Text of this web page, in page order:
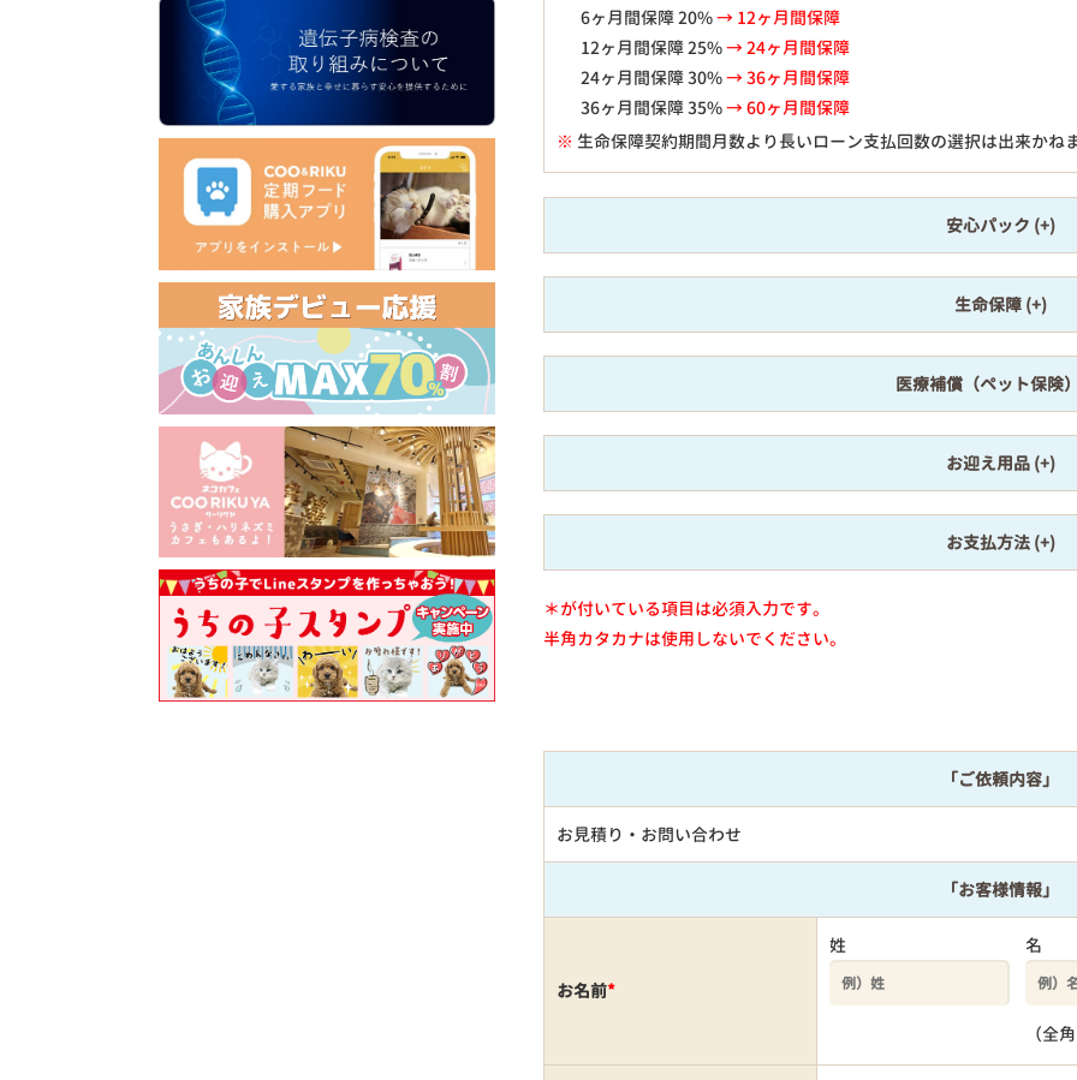
6ヶ月間保障 20%→ 12ヶ月間保障
12ヶ月間保障 25%→ 24ヶ月間保障
24ヶ月間保障 30%→ 36ヶ月間保障
36ヶ月間保障 35%→ 60ヶ月間保障
※ 生命保障契約期間月数より長いローン支払回数の選択は出来かね
安心パック
生命保障
医療補償（ペット保険
お迎え用品
お支払方法
＊が付いている項目は必須入力です。
半角カタカナは使用しないでください。
「ご依頼内容」
お見積り・お問い合わせ
「お客様情報」
お名前*
姓 名
（全